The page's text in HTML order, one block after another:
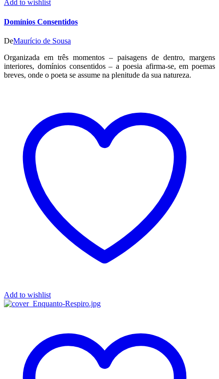
Add to wishlist
Domínios Consentidos
DeMaurício de Sousa
Organizada em três momentos – paisagens de dentro, margens
interiores, domínios consentidos – a poesia afirma-se, em poemas
breves, onde o poeta se assume na plenitude da sua natureza.
Add to wishlist